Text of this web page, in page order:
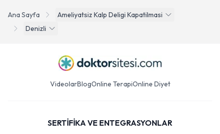
Ana Sayfa
Ameliyatsiz Kalp Deligi Kapatilmasi
Denizli
VideolarBlogOnline TerapiOnline Diyet
SERTİFİKA VE ENTEGRASYONLAR